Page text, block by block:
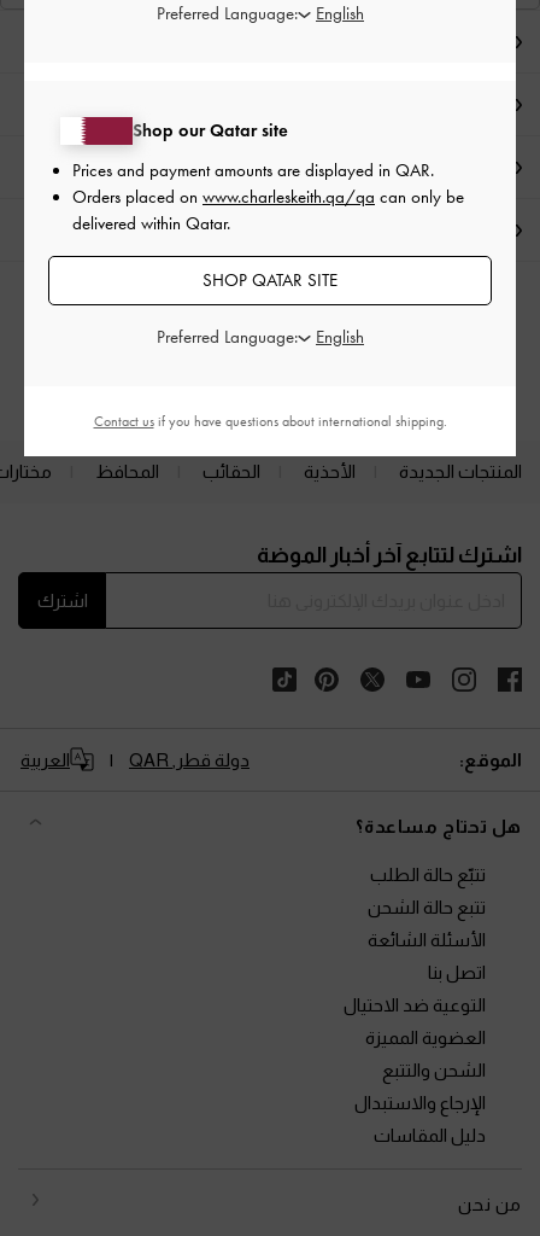
العروض الحصرية
الفئات ذات الصلة
المنتجات الجديدة الأحذية الحقائب المحافظ
اشترك لتتابع آخر أخبار الموضة
اشترك
الموقع: دولة قطر, QAR العربية
هل تحتاج مساعدة؟
تتبّع حالة الطلب
تتبع حالة الشحن
الأسئلة الشائعة
اتصل بنا
التوعية ضد الاحتيال
العضوية المميزة
الشحن والتتبع
الإرجاع والاستبدال
دليل المقاسات
من نحن
Shop our Qatar site
Prices and payment amounts are displayed in QAR.
Orders placed on www.charleskeith.qa/qa can only be
delivered within Qatar.
SHOP QATAR SITE
Preferred Language:
Preferred Language:
Contact usif you have questions about international shipping.